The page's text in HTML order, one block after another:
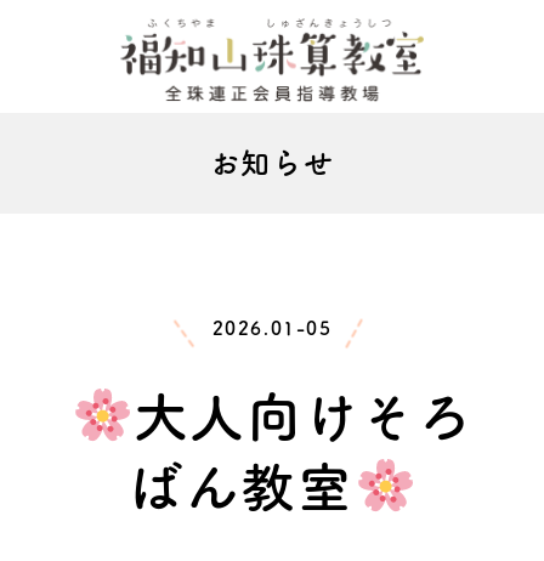
お知らせ
2026.01-05
大人向けそろ
ばん教室